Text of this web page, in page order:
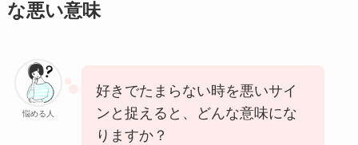
な悪い意味
悩める人
好きでたまらない時を悪いサイ
ンと捉えると、どんな意味にな
りますか？